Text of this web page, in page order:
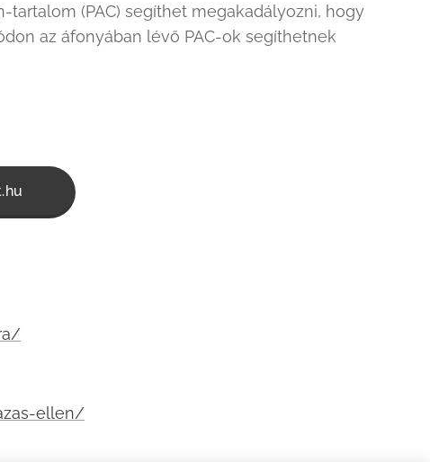
(PAC) segíthet megakadályozni, hogy
az áfonyában lévő PAC-ok segíthetnek
ellen/